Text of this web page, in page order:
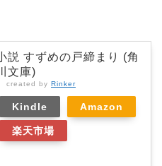
説 すずめの戸締まり (角
文庫)
created by Rinker
Kindle Amazon
楽天市場